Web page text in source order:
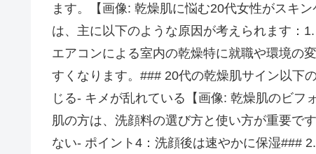
ます。【画像: 乾燥肌に悩む20代女性がスキ
は、主に以下のような原因が考えられます：
エアコンによる室内の乾燥特に就職や環境の
すくなります。### 20代の乾燥肌サイン以下
じる- キメが乱れている【画像: 乾燥肌のビ
肌の方は、洗顔料の選び方と使い方が重要で
ない- ポイント4：洗顔後は速やかに保湿###